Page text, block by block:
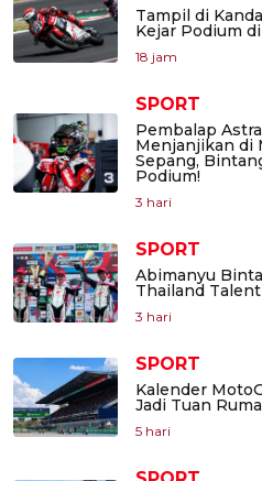
Tampil di
Kejar Podium
18 jam
SPORT
Pembalap
Menjanjikan di
Sepang,
Podium!
3 hari
SPORT
Abimanyu
Thailand
3 hari
SPORT
Kalender
Jadi Tuan
5 hari